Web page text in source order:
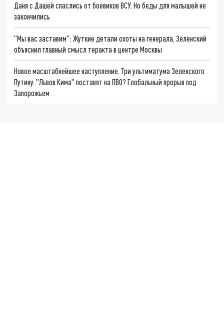
Даня с Дашей спаслись от боевиков ВСУ. Но беды для малышей не
закончились
"Мы вас заставим": Жуткие детали охоты на генерала. Зеленский
объяснил главный смысл теракта в центре Москвы
Новое масштабнейшее наступление. Три ультиматума Зеленского
Путину. "Львов Кима" поставят на ПВО? Глобальный прорыв под
Запорожьем